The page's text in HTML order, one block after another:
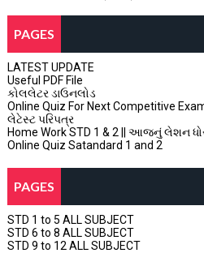
PAGES
LATEST UPDATE
Useful PDF File
કોલલેટર ડાઉનલોડ
Online Quiz For Next Competitive
લેટેસ્ટ પરિપત્ર
Home Work STD 1 & 2 || આજનું લેશન
Online Quiz Satandard 1 and 2
PAGES
STD 1 to 5 ALL SUBJECT
STD 6 to 8 ALL SUBJECT
STD 9 to 12 ALL SUBJECT